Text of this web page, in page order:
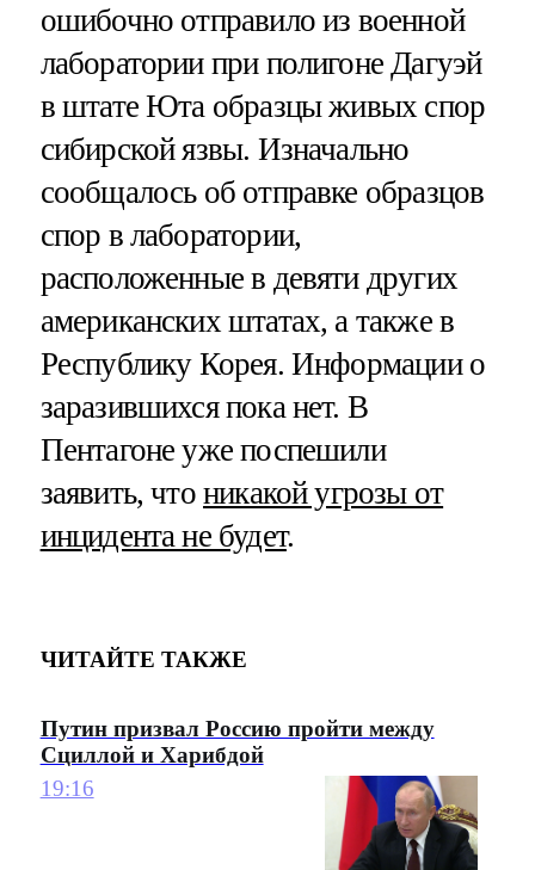
ошибочно отправило из военной
лаборатории при полигоне Дагуэй
в штате Юта образцы живых спор
сибирской язвы. Изначально
сообщалось об отправке образцов
спор в лаборатории,
расположенные в девяти других
американских штатах, а также в
Республику Корея. Информации о
заразившихся пока нет. В
Пентагоне уже поспешили
заявить, что никакой угрозы от
инцидента не будет.
ЧИТАЙТЕ ТАКЖЕ
Путин призвал Россию пройти между
Сциллой и Харибдой
19:16